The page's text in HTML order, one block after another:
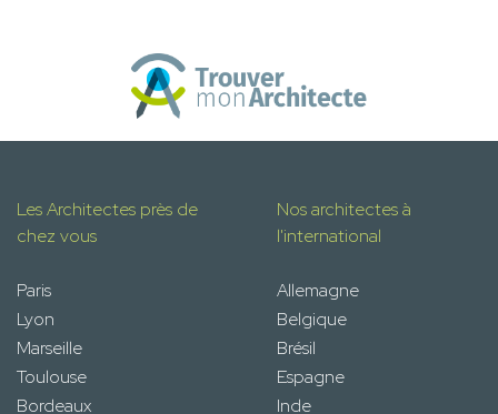
Les Architectes près de
chez vous
Paris
Lyon
Marseille
Toulouse
Bordeaux
Nos architectes à
l'international
Allemagne
Belgique
Brésil
Espagne
Inde